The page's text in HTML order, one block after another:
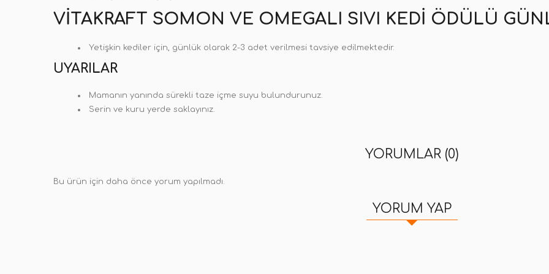
VITAKRAFT SOMON VE OMEGALI SIVI KEDI ÖDÜLÜ
Yetişkin kediler için, günlük olarak 2-3 adet verilmesi tavsiye edilmektedir.
UYARILAR
Mamanın yanında sürekli taze içme suyu bulundurunuz.
Serin ve kuru yerde saklayınız.
YORUMLAR (0)
Bu ürün için daha önce yorum yapılmadı.
YORUM YAP